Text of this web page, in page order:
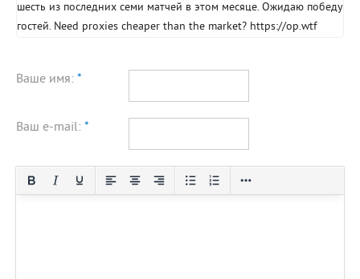
шесть из последних семи матчей в этом месяце. Ожидаю победу
гостей. Need proxies cheaper than the market? https://op.wtf
Ваше имя: *
Ваш e-mail: *